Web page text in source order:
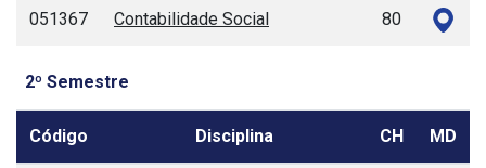
051367 Contabilidade Social 80
2º Semestre
Código Disciplina CH MD